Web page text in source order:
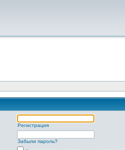
Регистрация
Забыли пароль?